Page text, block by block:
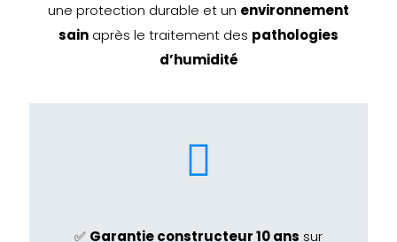
une protection durable et un environnement
sain après le traitement des pathologies
d’humidité
✅ Garantie constructeur 10 ans sur